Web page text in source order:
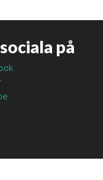
på